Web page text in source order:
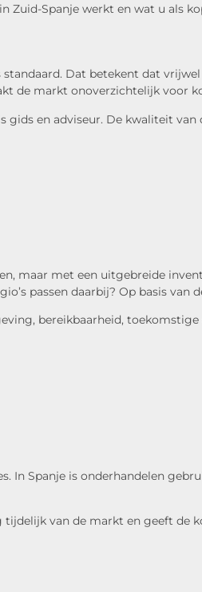
Spanje werkt en wat u als
Dat betekent dat
de markt onoverzichtelijk voor
en adviseur. De kwaliteit
maar met een uitgebreide
passen daarbij? Op basis
bereikbaarheid,
In Spanje is onderhandelen
van de markt en geeft de